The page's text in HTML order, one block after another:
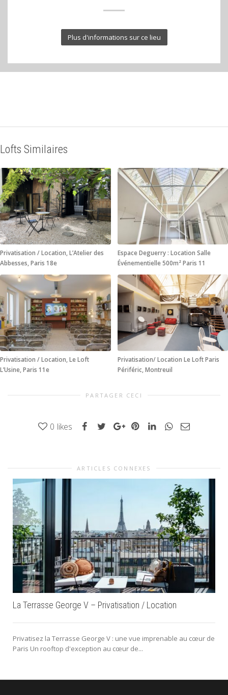
Plus d'informations sur ce lieu
Lofts Similaires
Privatisation / Location, L’Atelier des
Abbesses, Paris 18e
Espace Deguerry : Location Salle
Événementielle 500m² Paris 11
Privatisation / Location, Le Loft
L’Usine, Paris 11e
Privatisation/ Location Le Loft Paris
Périféric, Montreuil
PARTAGER CECI
0 likes
ARTICLES CONNEXES
La Terrasse George V – Privatisation / Location
Privatisez la Terrasse George V : une vue imprenable au cœur de
Paris Un rooftop d'exception au cœur de...